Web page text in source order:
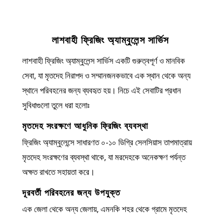
লাশবাহী ফ্রিজিং অ্যাম্বুলেন্স সার্ভিস
লাশবাহী ফ্রিজিং অ্যাম্বুলেন্স সার্ভিস একটি গুরুত্বপূর্ণ ও মানবিক
সেবা, যা মৃতদেহ নিরাপদ ও সম্মানজনকভাবে এক স্থান থেকে অন্য
স্থানে পরিবহনের জন্য ব্যবহৃত হয়। নিচে এই সেবাটির প্রধান
সুবিধাগুলো তুলে ধরা হলোঃ
মৃতদেহ সংরক্ষণে আধুনিক ফ্রিজিং ব্যবস্থা
ফ্রিজিং অ্যাম্বুলেন্সে সাধারণত ০-১০ ডিগ্রি সেলসিয়াস তাপমাত্রায়
মৃতদেহ সংরক্ষণের ব্যবস্থা থাকে, যা মরদেহকে অনেকক্ষণ পর্যন্ত
অক্ষত রাখতে সহায়তা করে।
দূরবর্তী পরিবহনের জন্য উপযুক্ত
এক জেলা থেকে অন্য জেলায়, এমনকি শহর থেকে গ্রামে মৃতদেহ